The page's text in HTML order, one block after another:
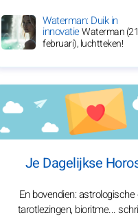
Hoe heeft Salma Hayek
Waterman: Duik in
innovatieWaterman
februari), luchtteken!
Je Dagelijkse
En bovendien:
tarotlezingen, bioritme...